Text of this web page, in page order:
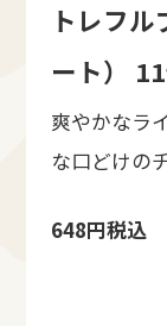
トレフ
ート）
爽やかなラ
な口どけの
648円税込